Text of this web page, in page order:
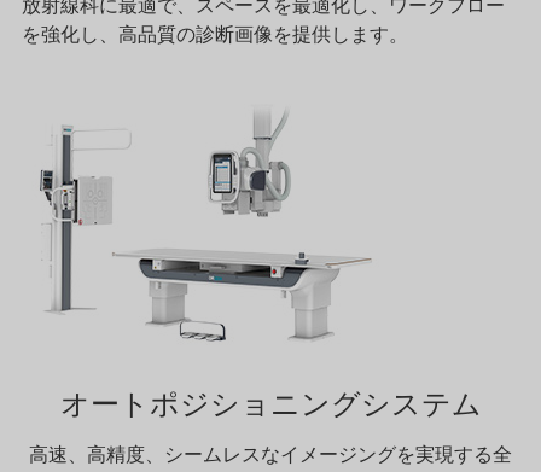
放射線科に最適で、スペースを最適化し、ワークフロー
を強化し、高品質の診断画像を提供します。
オートポジショニングシステム
高速、高精度、シームレスなイメージングを実現する全